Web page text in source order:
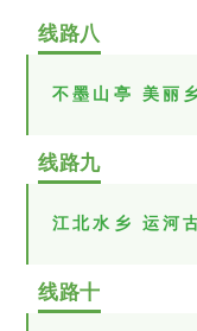
线路八
不墨山亭 美丽
线路九
江北水乡 运河
线路十